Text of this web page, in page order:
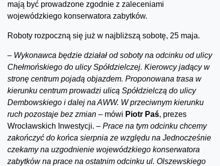
mają być prowadzone zgodnie z zaleceniami
wojewódzkiego konserwatora zabytków.
Roboty rozpoczną się już w najbliższą sobotę, 25 maja.
– Wykonawca będzie działał od soboty na odcinku od ulicy
Chełmońskiego do ulicy Spółdzielczej. Kierowcy jadący w
stronę centrum pojadą objazdem. Proponowana trasa w
kierunku centrum prowadzi ulicą Spółdzielczą do ulicy
Dembowskiego i dalej na AWW. W przeciwnym kierunku
ruch pozostaje bez zmian – mówi Piotr Paś, prezes
Wrocławskich Inwestycji. – Prace na tym odcinku chcemy
zakończyć do końca sierpnia ze względu na Jednocześnie
czekamy na uzgodnienie wojewódzkiego konserwatora
zabytków na prace na ostatnim odcinku ul. Olszewskiego